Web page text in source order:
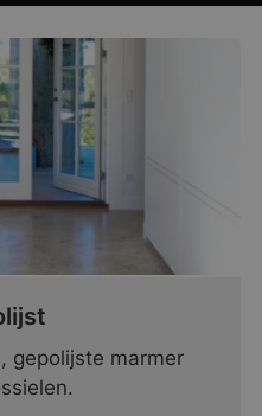
gepolijste marmer